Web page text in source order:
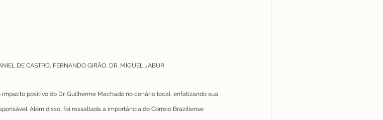
DE CASTRO, FERNANDO GIRÃO, DR. MIGUEL JABUR
positivo do Dr. Guilherme Machado no cenário local, enfatizando sua
Além disso, foi ressaltada a importância do Correio Braziliense